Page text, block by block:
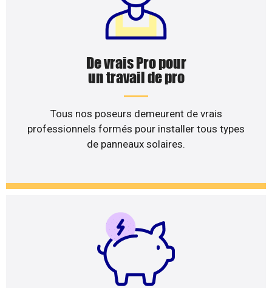
De vrais Pro pour
un travail de pro
Tous nos poseurs demeurent de vrais
professionnels formés pour installer tous types
de panneaux solaires.